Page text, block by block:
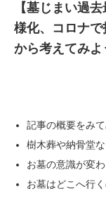
【墓じまい過
様化、コロナで
から考えてみよ
記事の概要をみ
樹木葬や納骨堂
お墓の意識が変
お墓はどこへ行